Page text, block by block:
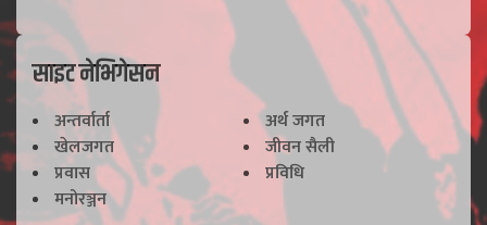
साइट नेभिगेसन
अन्तर्वार्ता
अर्थ जगत
खेलजगत
जीवन सैली
प्रवास
प्रविधि
मनोरञ्जन